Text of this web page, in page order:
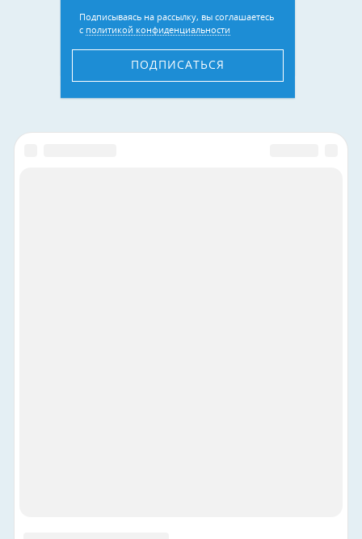
Подписываясь на рассылку, вы соглашаетесь
с политикой конфиденциальности
ПОДПИСАТЬСЯ